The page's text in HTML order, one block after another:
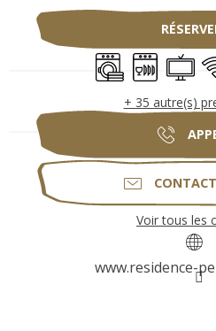
Lave linge
Lave
+ 35 autre(s)
Voir tous les
www.residence-